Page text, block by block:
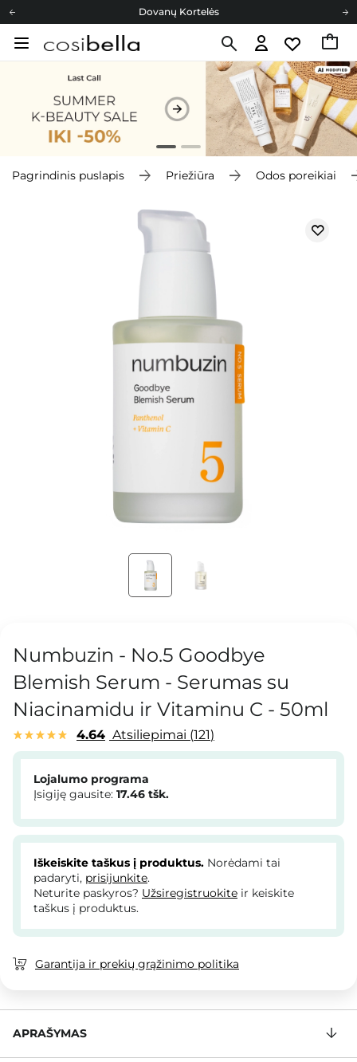
Dovanų Kortelės
Cosibella lojalumo programa
Dovanų Kortelės
Pagrindinis puslapis Priežiūra Odos poreikiai
Numbuzin - No.5 Goodbye
Blemish Serum - Serumas su
Niacinamidu ir Vitaminu C - 50ml
4.64 Atsiliepimai 121
Lojalumo programa
Įsigiję gausite: 17.46 tšk.
Iškeiskite taškus į produktus. Norėdami tai
padaryti, prisijunkite.
Neturite paskyros? Užsiregistruokite ir keiskite
taškus į produktus.
Garantija ir prekių grąžinimo politika
APRAŠYMAS